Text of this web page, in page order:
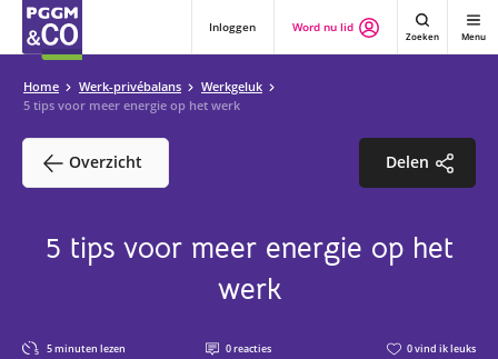
Inloggen Word nu lid
Zoeken Menu
Home Werk-privébalans
Werkgeluk
5 tips voor meer energie op het werk
5 tips voor meer energie op het
werk
5 5minuten lezen
Overzicht Delen
0reacties 0vind ik leuks